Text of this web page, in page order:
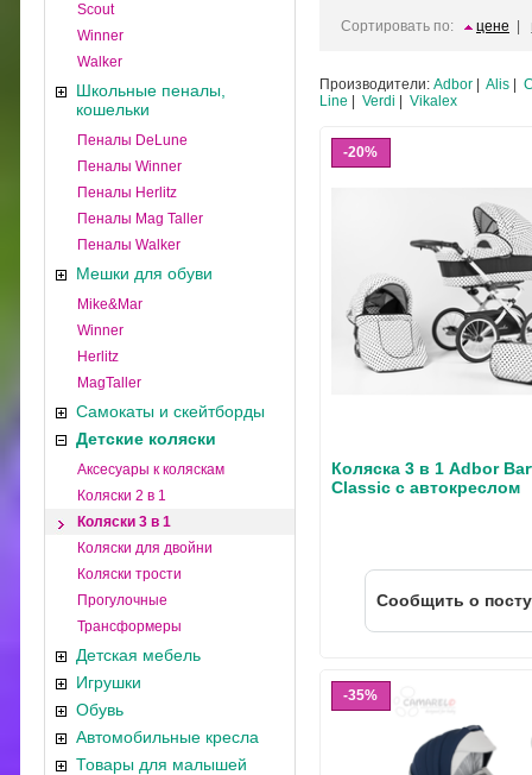
Scout
Winner
Walker
Школьные пеналы,
кошельки
Пеналы DeLune
Пеналы Winner
Пеналы Herlitz
Пеналы Mag Taller
Пеналы Walker
Мешки для обуви
Mike&Mar
Winner
Herlitz
MagTaller
Самокаты и скейтборды
Детские коляски
Аксесуары к коляскам
Коляски 2 в 1
Коляски 3 в 1
Коляски для двойни
Коляски трости
Прогулочные
Трансформеры
Детская мебель
Игрушки
Обувь
Автомобильные кресла
Товары для малышей
Сортировать по: цене
Производители: Adbor Alis
Line
Verdi Vikalex
20%
Коляска 3 в 1 Adbor
Classic с автокреслом
Cообщить о
35%